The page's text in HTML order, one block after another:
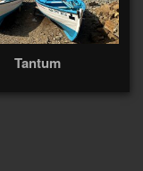
Tantum